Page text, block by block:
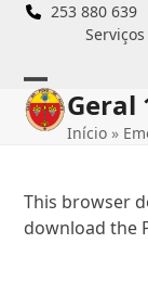
Skip
253 880 639
Open
mobile
Close
mobile
Geral
Início »
This browser
download the